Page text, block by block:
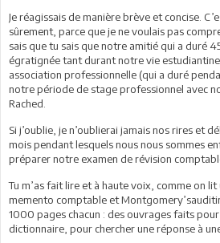
Je réagissais de manière brève et concise.
sûrement, parce que je ne voulais pas
sais que tu sais que notre amitié qui a duré
égratignée tant durant notre vie
association professionnelle (qui a duré
notre période de stage professionnel avec
Rached.
Si j’oublie, je n’oublierai jamais nos rires et
mois pendant lesquels nous nous sommes
préparer notre examen de révision
Tu m’as fait lire et à haute voix, comme on
memento comptable et
1000 pages chacun : des ouvrages faits
dictionnaire, pour chercher une réponse à